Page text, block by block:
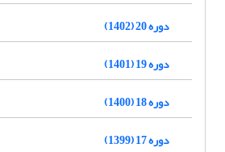
دوره 20 (1402)
دوره 19 (1401)
دوره 18 (1400)
دوره 17 (1399)